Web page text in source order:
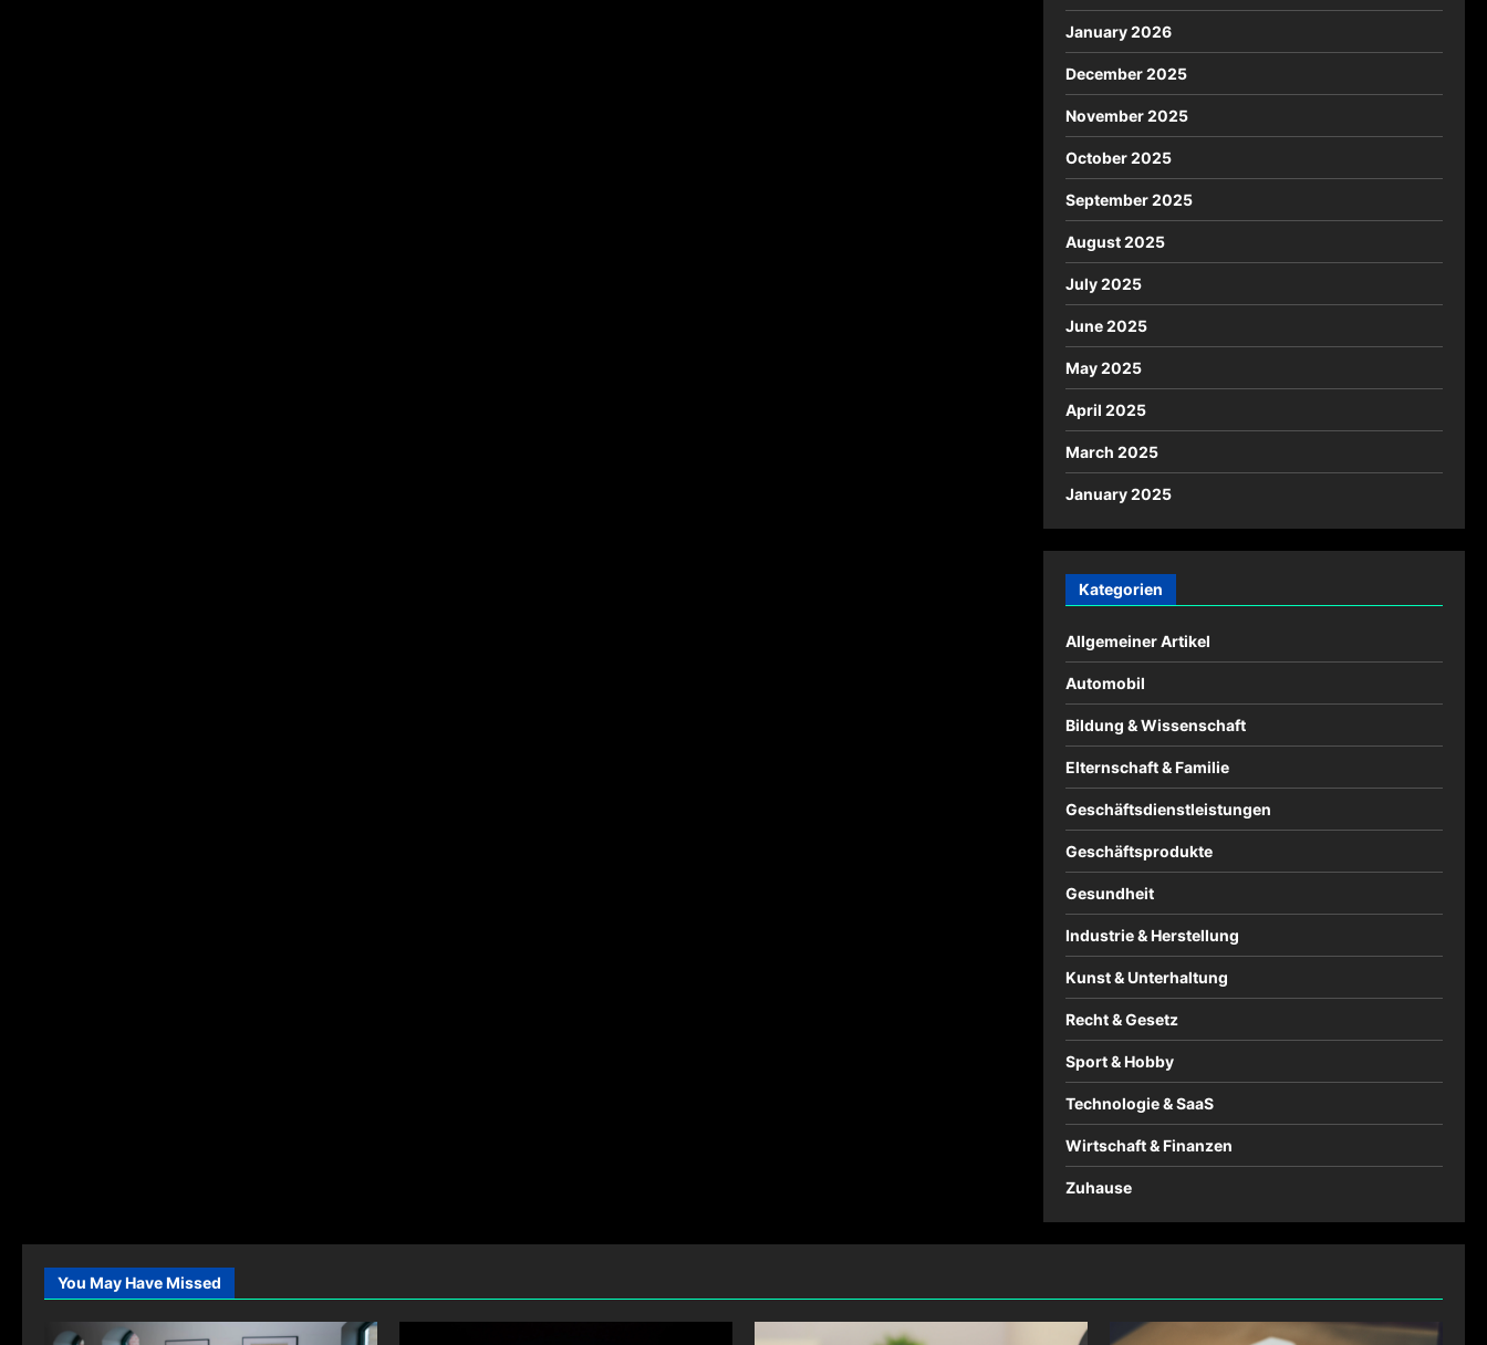
January 2026
December 2025
November 2025
October 2025
September 2025
August 2025
July 2025
June 2025
May 2025
April 2025
March 2025
January 2025
Kategorien
Allgemeiner Artikel
Automobil
Bildung & Wissenschaft
Elternschaft & Familie
Geschäftsdienstleistungen
Geschäftsprodukte
Gesundheit
Industrie & Herstellung
Kunst & Unterhaltung
Recht & Gesetz
Sport & Hobby
Technologie & SaaS
Wirtschaft & Finanzen
Zuhause
You May Have Missed